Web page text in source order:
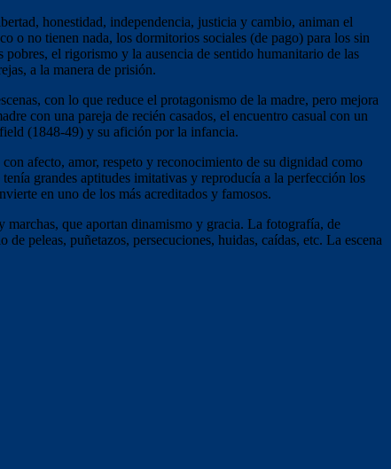
honestidad, independencia, justicia y cambio, animan el
o no tienen nada, los dormitorios sociales (de pago) para los sin
el rigorismo y la ausencia de sentido humanitario de las
a la manera de prisión.
con lo que reduce el protagonismo de la madre, pero mejora
con una pareja de recién casados, el encuentro casual con un
(1848-49) y su afición por la infancia.
afecto, amor, respeto y reconocimiento de su dignidad como
grandes aptitudes imitativas y reproducía a la perfección los
en uno de los más acreditados y famosos.
que aportan dinamismo y gracia. La fotografía, de
peleas, puñetazos, persecuciones, huidas, caídas, etc. La escena